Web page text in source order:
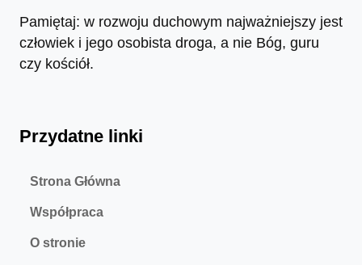
Pamiętaj: w rozwoju duchowym najważniejszy jest
człowiek i jego osobista droga, a nie Bóg, guru
czy kościół.
Przydatne linki
Strona Główna
Współpraca
O stronie